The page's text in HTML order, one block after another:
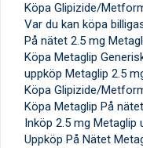
Köpa Glipizide/
Var du kan köpa
På nätet 2.5 mg
Köpa Metaglip
uppköp Metaglip 2.5
Köpa Glipizide/
Köpa Metaglip På
Inköp 2.5 mg Metaglip
Uppköp På Nätet